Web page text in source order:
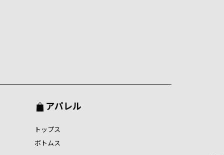
アパレル
トップス
ボトムス